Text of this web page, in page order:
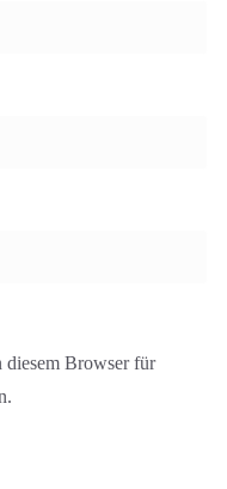
diesem Browser für